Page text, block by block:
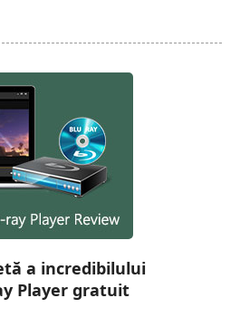
a incredibilului
Player gratuit